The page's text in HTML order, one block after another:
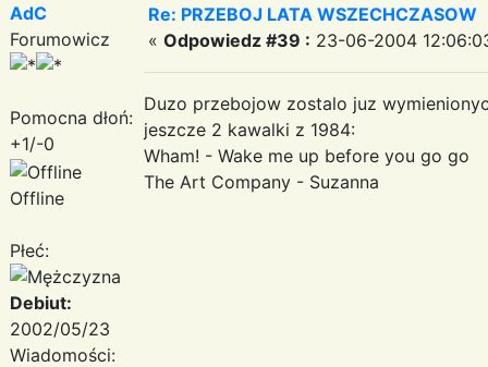
AdC
Forumowicz
Pomocna dłoń:
+1/-0
Offline
Płeć:
Debiut:
2002/05/23
Wiadomości:
Re: PRZEBOJ LATA WSZECHCZASOW
« Odpowiedz #39 : 23-06-2004
Duzo przebojow zostalo juz
jeszcze 2 kawalki z 1984:
Wham! - Wake me up before you go go
The Art Company - Suzanna